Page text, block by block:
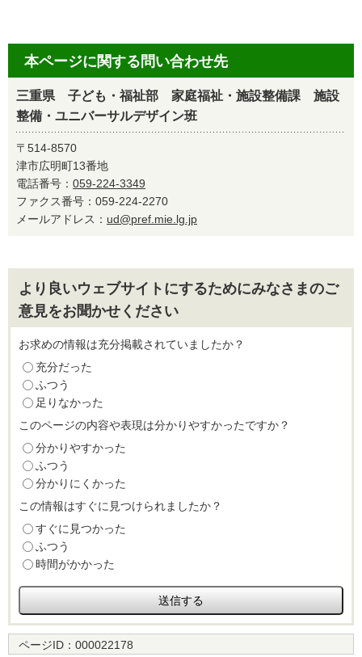
本ページに関する問い合わせ先
三重県 子ども・福祉部 家庭福祉・施設整備課 施設
整備・ユニバーサルデザイン班
〒514-8570
津市広明町13番地
電話番号： 059-224-3349
ファクス番号：059-224-2270
メールアドレス： ud@pref.mie.lg.jp
より良いウェブサイトにするためにみなさまのご
意見をお聞かせください
お求めの情報は充分掲載されていましたか？
充分だった
ふつう
足りなかった
このページの内容や表現は分かりやすかったですか？
分かりやすかった
ふつう
分かりにくかった
この情報はすぐに見つけられましたか？
すぐに見つかった
ふつう
時間がかかった
ページID： 000022178